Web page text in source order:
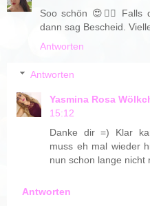
Soo schön 😍👍🏼 Falls
dann sag Bescheid.
Antworten
Antworten
Yasmina Rosa
15:12
Danke dir =) Klar
muss eh mal wieder
nun schon lange nicht
Antworten